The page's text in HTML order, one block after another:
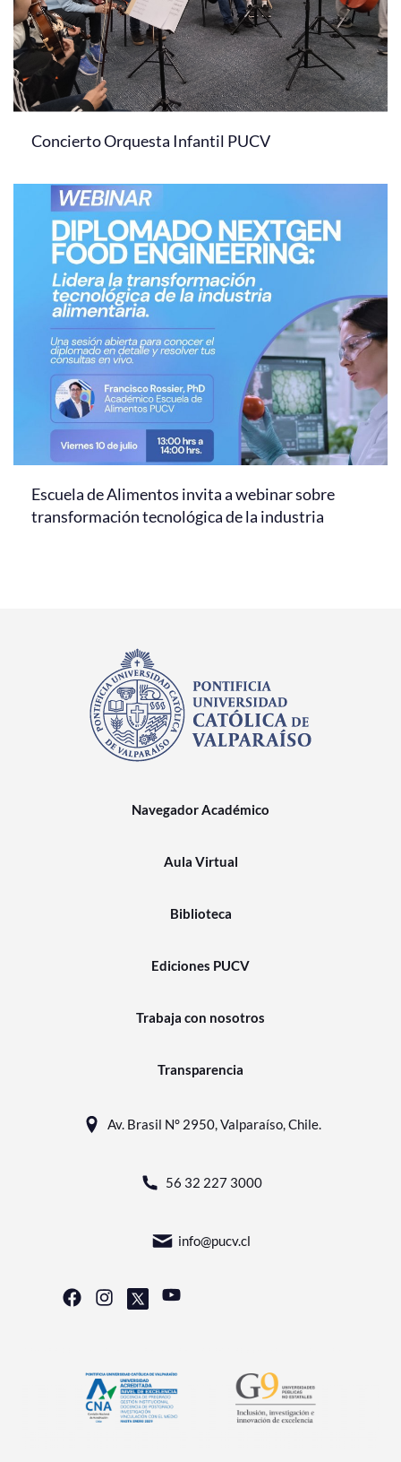
Concierto Orquesta Infantil PUCV
Escuela de Alimentos invita a webinar sobre
transformación tecnológica de la industria
Navegador Académico
Aula Virtual
Biblioteca
Ediciones PUCV
Trabaja con nosotros
Transparencia
Av. Brasil N° 2950, Valparaíso, Chile.
56 32 227 3000
info@pucv.cl